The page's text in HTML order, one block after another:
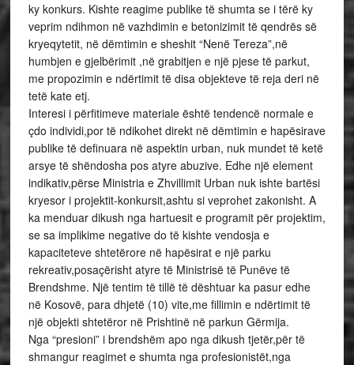
ky konkurs. Kishte reagime publike të shumta se i tërë ky
veprim ndihmon në vazhdimin e betonizimit të qendrës së
kryeqytetit, në dëmtimin e sheshit “Nenë Tereza”,në
humbjen e gjelbërimit ,në grabitjen e një pjese të parkut,
me propozimin e ndërtimit të disa objekteve të reja deri në
tetë kate etj.
Interesi i përfitimeve materiale është tendencë normale e
çdo individi,por të ndikohet direkt në dëmtimin e hapësirave
publike të definuara në aspektin urban, nuk mundet të ketë
arsye të shëndosha pos atyre abuzive. Edhe një element
indikativ,përse Ministria e Zhvillimit Urban nuk ishte bartësi
kryesor i projektit-konkursit,ashtu si veprohet zakonisht. A
ka menduar dikush nga hartuesit e programit për projektim,
se sa implikime negative do të kishte vendosja e
kapaciteteve shtetërore në hapësirat e një parku
rekreativ,posaçërisht atyre të Ministrisë të Punëve të
Brendshme. Një tentim të tillë të dështuar ka pasur edhe
në Kosovë, para dhjetë (10) vite,me fillimin e ndërtimit të
një objekti shtetëror në Prishtinë në parkun Gërmija.
Nga “presioni” i brendshëm apo nga dikush tjetër,për të
shmangur reagimet e shumta nga profesionistët,nga